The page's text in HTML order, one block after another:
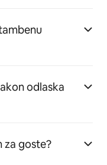
odlaska
za goste?